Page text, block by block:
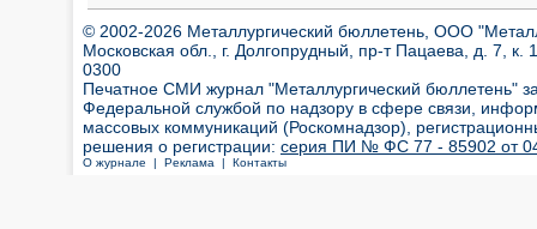
© 2002-2026 Металлургический бюллетень, ООО
Московская обл., г. Долгопрудный, пр-т Пацаева, д. 7,
0300
Печатное СМИ журнал "Металлургический бюллетень"
Федеральной службой по надзору в сфере связи,
массовых коммуникаций (Роскомнадзор),
решения о регистрации: серия ПИ № ФС 77 - 85902 от 04
О журнале | Реклама | Контакты